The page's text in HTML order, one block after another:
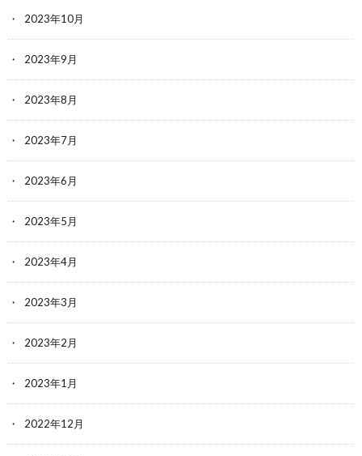
2023年10月
2023年9月
2023年8月
2023年7月
2023年6月
2023年5月
2023年4月
2023年3月
2023年2月
2023年1月
2022年12月